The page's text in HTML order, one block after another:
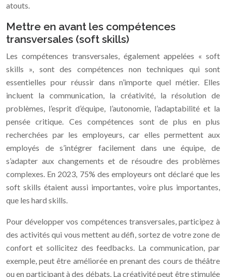
atouts.
Mettre en avant les compétences
transversales (soft skills)
Les compétences transversales, également appelées « soft
skills », sont des compétences non techniques qui sont
essentielles pour réussir dans n’importe quel métier. Elles
incluent la communication, la créativité, la résolution de
problèmes, l’esprit d’équipe, l’autonomie, l’adaptabilité et la
pensée critique. Ces compétences sont de plus en plus
recherchées par les employeurs, car elles permettent aux
employés de s’intégrer facilement dans une équipe, de
s’adapter aux changements et de résoudre des problèmes
complexes. En 2023, 75% des employeurs ont déclaré que les
soft skills étaient aussi importantes, voire plus importantes,
que les hard skills.
Pour développer vos compétences transversales, participez à
des activités qui vous mettent au défi, sortez de votre zone de
confort et sollicitez des feedbacks. La communication, par
exemple, peut être améliorée en prenant des cours de théâtre
ou en participant à des débats. La créativité peut être stimulée